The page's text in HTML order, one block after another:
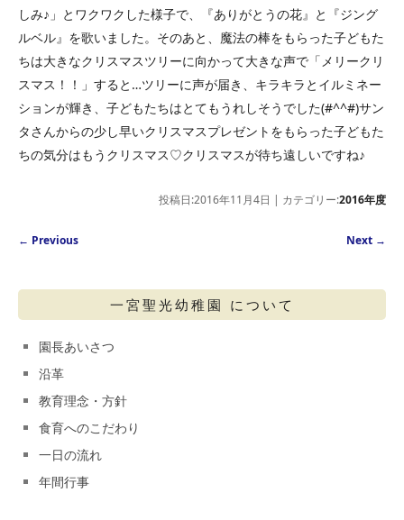
しみ♪」とワクワクした様子で、『ありがとうの花』と『ジング
ルベル』を歌いました。そのあと、魔法の棒をもらった子どもた
ちは大きなクリスマスツリーに向かって大きな声で「メリークリ
スマス！！」すると…ツリーに声が届き、キラキラとイルミネー
ションが輝き、子どもたちはとてもうれしそうでした(#^^#)サン
タさんからの少し早いクリスマスプレゼントをもらった子どもた
ちの気分はもうクリスマス♡クリスマスが待ち遠しいですね♪
投稿日:2016年11月4日 | カテゴリー:2016年度
Post navigation
← Previous Next →
一宮聖光幼稚園 について
園長あいさつ
沿革
教育理念・方針
食育へのこだわり
一日の流れ
年間行事